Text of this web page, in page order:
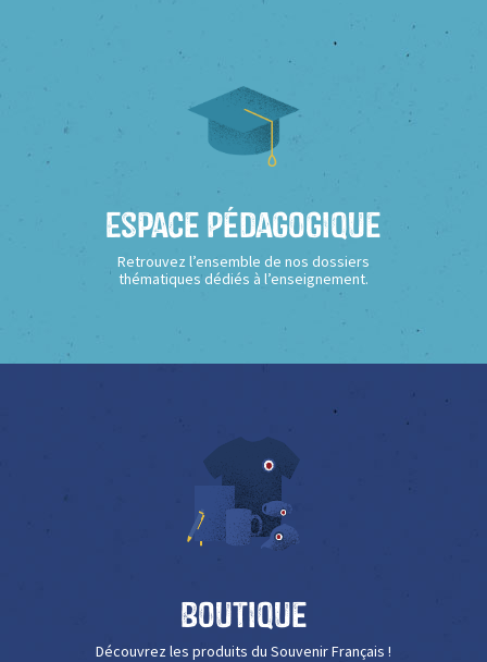
Espace Pédagogique
Retrouvez l’ensemble de nos dossiers
thématiques dédiés à l’enseignement.
Boutique
Découvrez les produits du Souvenir Français !